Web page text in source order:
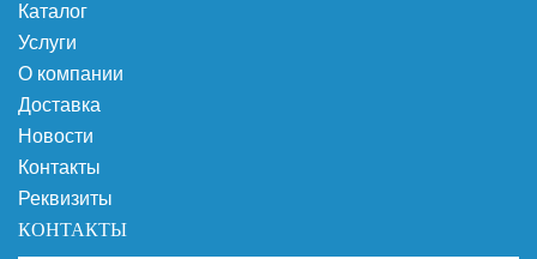
Каталог
Услуги
О компании
Доставка
Новости
Контакты
Реквизиты
КОНТАКТЫ